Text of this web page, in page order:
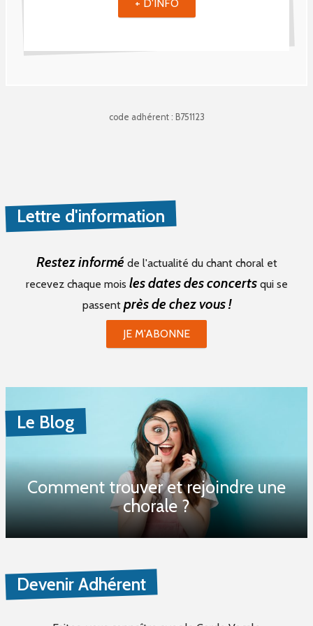
+ D'INFO
code adhérent : B751123
Lettre d'information
Restez informé de l'actualité du chant choral et
recevez chaque mois les dates des concertsqui se
passent près de chez vous !
JE M'ABONNE
Le Blog
Comment trouver et rejoindre une
chorale ?
Devenir Adhérent